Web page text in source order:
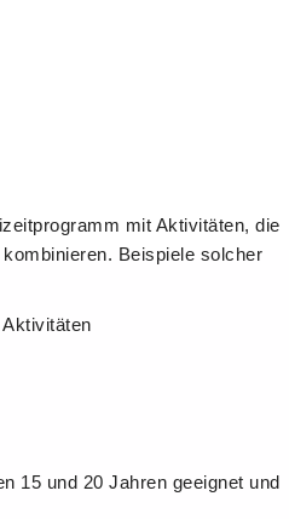
mit Aktivitäten, die
Beispiele solcher
15 und 20 Jahren geeignet und